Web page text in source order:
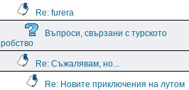
Re: furera
Въпроси, свързани с турското
робство
Re: Съжалявам, но...
Re: Новите приключения на лутом